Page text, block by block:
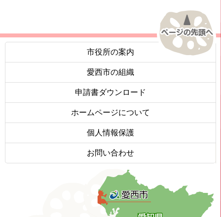
市役所の案内
愛西市の組織
申請書ダウンロード
ホームページについて
個人情報保護
お問い合わせ